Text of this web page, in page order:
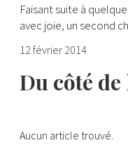
Faisant suite à
avec joie, un second
12 février 2014
Du côté
Aucun article trouvé.